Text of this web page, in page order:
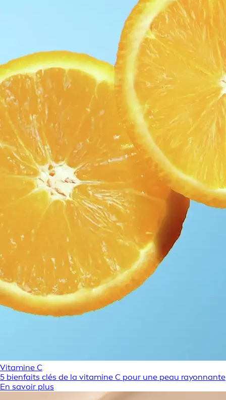
Vitamine C
5 bienfaits clés de la vitamine C pour une peau rayonnante
En savoir plus